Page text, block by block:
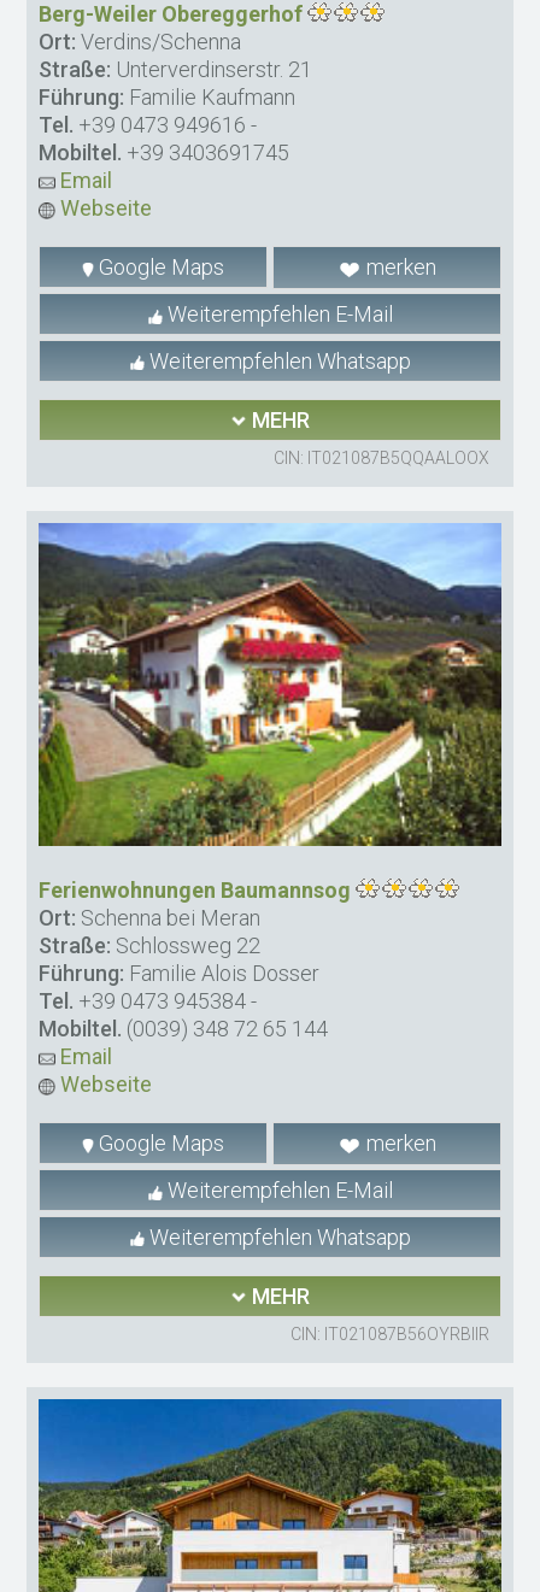
Berg-Weiler Obereggerhof
Ort: Verdins/Schenna
Straße: Unterverdinserstr. 21
Führung: Familie Kaufmann
Tel. +39 0473 949616 -
Mobiltel. +39 3403691745
Email
Webseite
Google Maps
merken
Weiterempfehlen E-Mail
Weiterempfehlen Whatsapp
MEHR
CIN: IT021087B5QQAALOOX
Ferienwohnungen Baumannsog
Ort: Schenna bei Meran
Straße: Schlossweg 22
Führung: Familie Alois Dosser
Tel. +39 0473 945384-
Mobiltel. (0039) 348 72 65 144
Email
Webseite
Google Maps
merken
Weiterempfehlen E-Mail
Weiterempfehlen Whatsapp
MEHR
CIN: IT021087B56OYRBIIR